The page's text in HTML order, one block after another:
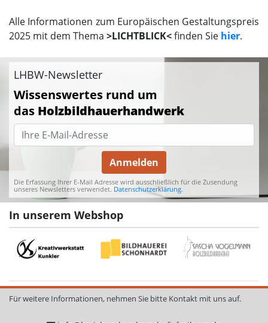
Alle Informationen zum Europäischen Gestaltungspreis
2025 mit dem Thema >LICHTBLICK<finden Sie hier.
LHBW-Newsletter
Wissenswertes rund um
das Holzbildhauerhandwerk
Anmelden
Die Erfassung Ihrer E-Mail Adresse wird ausschließlich für die Zusendung
unseres Newsletters verwendet. Datenschutzerklärung.
In unserem Webshop
Für weitere Informationen, nehmen Sie bitte Kontakt mit uns auf.